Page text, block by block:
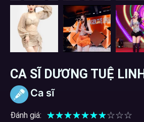
CA SĨ DƯƠNG TUỆ LINH
Ca sĩ
Đánh giá: ☆☆☆☆☆☆☆☆☆☆